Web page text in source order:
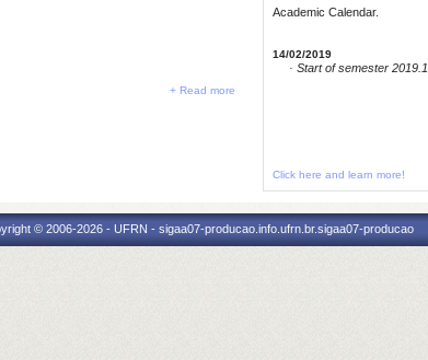
+ Read more
Academic Calendar.
14/02/2019
· Start of semester 2019.1.
Click here and learn more!
© 2006-2026 - UFRN - sigaa07-producao.info.ufrn.br.sigaa07-producao